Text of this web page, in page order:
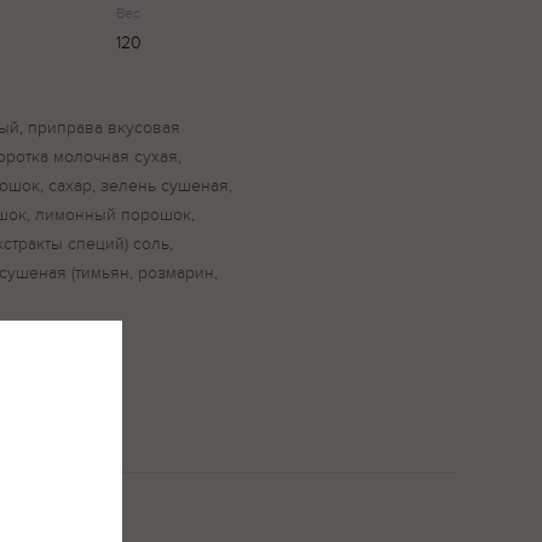
Вес
120
приправа вкусовая
молочная сухая,
сахар, зелень сушеная,
лимонный порошок,
специй) соль,
(тимьян, розмарин,